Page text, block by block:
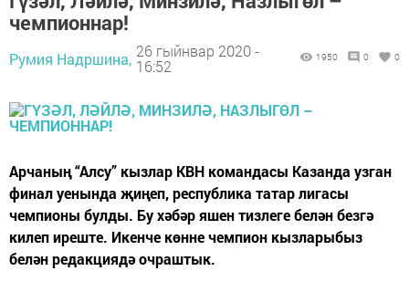
чемпионнар!
Румия Надршина, 26 гыйнвар 2020 -
16:52
1950 0 0
Арчаның “Алсу” кызлар КВН командасы Казанда узган
финал уенында җиңеп, республика татар лигасы
чемпионы булды. Бу хәбәр яшен тизлеге белән безгә
килеп иреште. Икенче көнне чемпион кызларыбыз
белән редакциядә очраштык.